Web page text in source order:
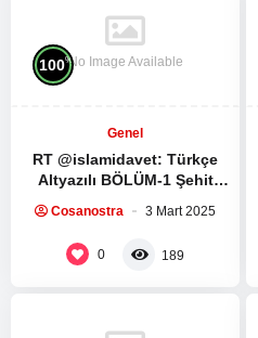
No Image Available
100%
Genel
RT @islamidavet: Türkçe
Altyazılı BÖLÜM-1 Şehit
medya sitesi ile yaptığı
Cosanostra 3 Mart 2025
0 189